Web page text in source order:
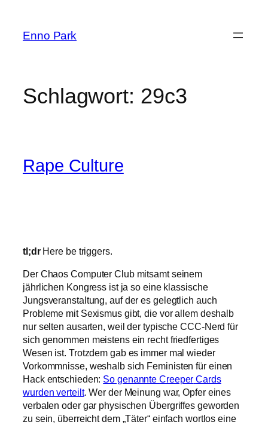
springen
Enno Park
Schlagwort: 29c3
Rape Culture
tl;drHere be triggers.
Der Chaos Computer Club mitsamt seinem
jährlichen Kongress ist ja so eine klassische
Jungsveranstaltung, auf der es gelegtlich auch
Probleme mit Sexismus gibt, die vor allem deshalb
nur selten ausarten, weil der typische CCC-Nerd für
sich genommen meistens ein recht friedfertiges
Wesen ist. Trotzdem gab es immer mal wieder
Vorkommnisse, weshalb sich Feministen für einen
Hackentschieden: So genannteCreeper Cards
wurden verteilt. Wer der Meinung war, Opfer eines
verbalen oder gar physischen Übergriffes geworden
zu sein, überreicht dem „Täter“ einfach wortlos eine